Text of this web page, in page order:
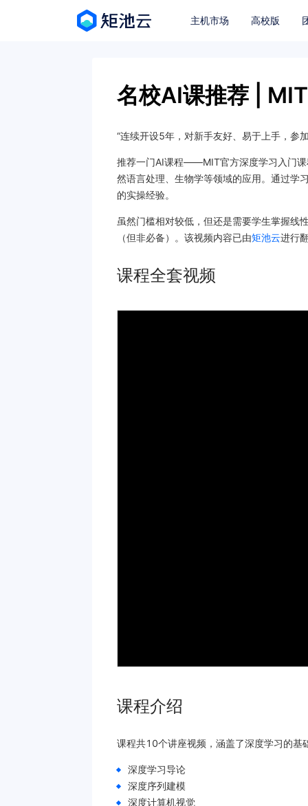
主机市场 高校版
名校AI课推荐 |
“连续开设5年，对新手友好、易于上手，
推荐一门AI课程——MIT官方深度学习入门
然语言处理、生物学等领域的应用。通过学
的实操经验。
虽然门槛相对较低，但还是需要学生掌握线
（但非必备）。该视频内容已由矩池云进行
课程全套视频
课程介绍
课程共10个讲座视频，涵盖了深度学习的基
深度学习导论
深度序列建模
深度计算机视觉